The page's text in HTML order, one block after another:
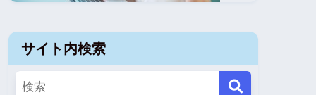
サイト内検索